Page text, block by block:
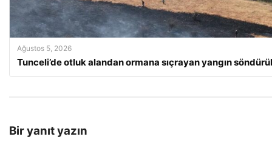
Ağustos 5, 2026
Tunceli’de otluk alandan ormana sıçrayan yangın
Bir yanıt yazın